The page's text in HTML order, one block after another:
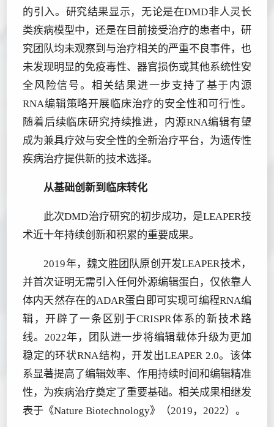
的引入。研究结果显示，无论是在DMD非人灵长
类疾病模型中，还是在目前接受治疗的患者中，研
究团队均未观察到与治疗相关的严重不良事件，也
未发现明显的免疫毒性、器官损伤或其他系统性安
全风险信号。相关结果进一步支持了基于内源
RNA编辑策略开展临床治疗的安全性和可行性。
随着后续临床研究持续推进，内源RNA编辑有望
成为兼具疗效与安全性的全新治疗平台，为遗传性
疾病治疗提供新的技术选择。
从基础创新到临床转化
此次DMD治疗研究的初步成功，是LEAPER技
术近十年持续创新和积累的重要成果。
2019年，魏文胜团队原创开发LEAPER技术，
并首次证明无需引入任何外源编辑蛋白，仅依靠人
体内天然存在的ADAR蛋白即可实现可编程RNA编
辑，开辟了一条区别于CRISPR体系的新技术路
线。2022年，团队进一步将编辑载体升级为更加
稳定的环状RNA结构，开发出LEAPER 2.0。该体
系显著提高了编辑效率、作用持续时间和编辑精准
性，为疾病治疗奠定了重要基础。相关成果相继发
表于《Nature Biotechnology》（2019，2022）。